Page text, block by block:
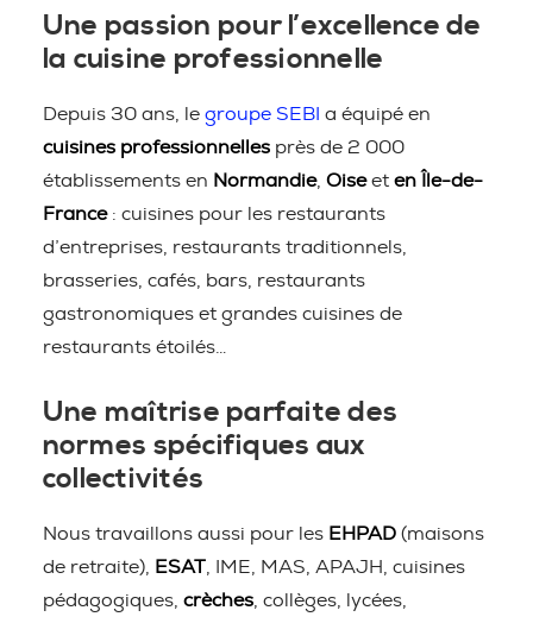
Une passion pour l’excellence de
la cuisine professionnelle
Depuis 30 ans, le groupe SEBI a équipé en
cuisines professionnelles près de 2 000
établissements en Normandie, Oiseet en Île-de-
France: cuisines pour les restaurants
d’entreprises, restaurants traditionnels,
brasseries, cafés, bars, restaurants
gastronomiques et grandes cuisines de
restaurants étoilés…
Une maîtrise parfaite des
normes spécifiques aux
collectivités
Nous travaillons aussi pour les EHPAD (maisons
de retraite),
ESAT , IME, MAS, APAJH, cuisines
pédagogiques, crèches , collèges, lycées,